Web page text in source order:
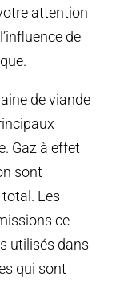
attention
de
de viande
Gaz à effet
sont
Les
ce
utilisés dans
qui sont